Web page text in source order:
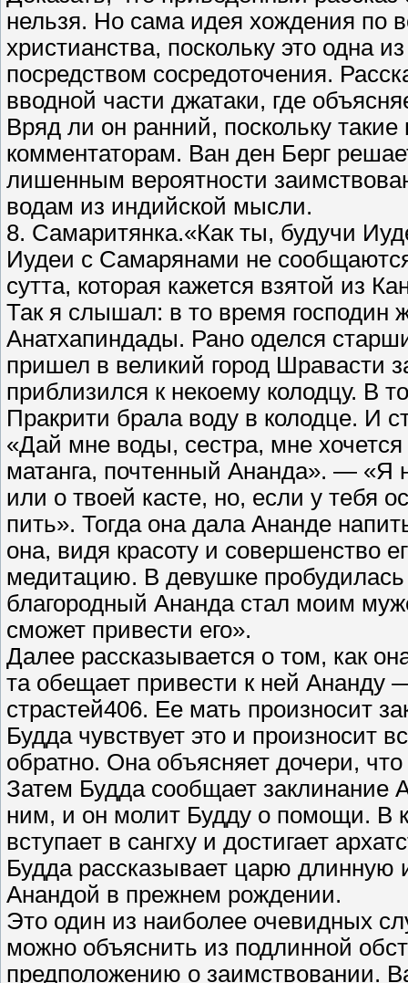
нельзя. Но сама идея хождения по
христианства, поскольку это одна
посредством сосредоточения.
вводной части джатаки, где
Вряд ли он ранний, поскольку
комментаторам. Ван ден Берг
лишенным вероятности
водам из индийской мысли.
8. Самаритянка.«Как ты, будучи
Иудеи с Самарянами не
сутта, которая кажется взятой из
Так я слышал: в то время господин
Анатхапиндады. Рано оделся
пришел в великий город Шравасти
приблизился к некоему колодцу. В
Пракрити брала воду в колодце. И
«Дай мне воды, сестра, мне
матанга, почтенный Ананда». — «Я
или о твоей касте, но, если у тебя
пить». Тогда она дала Ананде
она, видя красоту и совершенство
медитацию. В девушке
благородный Ананда стал моим
сможет привести его».
Далее рассказывается о том, как
та обещает привести к ней Ананду
страстей406. Ее мать произносит
Будда чувствует это и произносит
обратно. Она объясняет дочери,
Затем Будда сообщает заклинание
ним, и он молит Будду о помощи. В
вступает в сангху и достигает
Будда рассказывает царю длинную
Анандой в прежнем рождении.
Это один из наиболее очевидных
можно объяснить из подлинной
предположению о заимствовании.